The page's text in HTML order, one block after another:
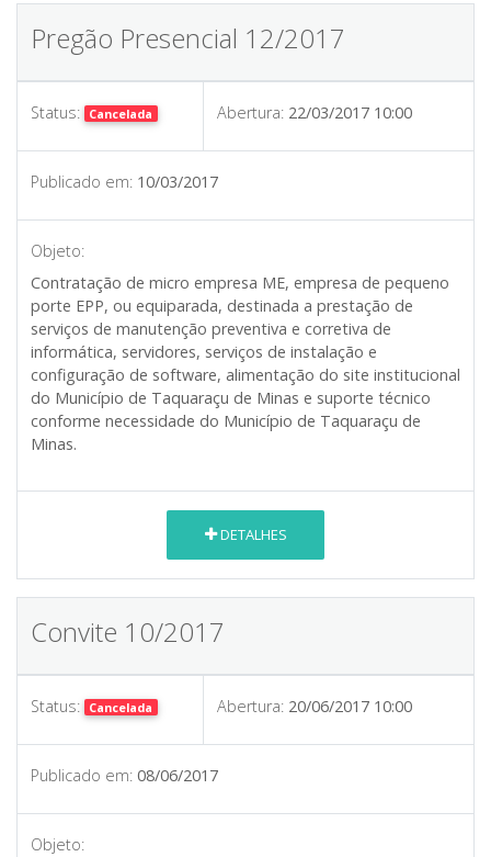
Pregão Presencial 12/2017
Status: Cancelada Abertura: 22/03/2017 10:00
Publicado em: 10/03/2017
Objeto:
Contratação de micro empresa ME, empresa de pequeno
porte EPP, ou equiparada, destinada a prestação de
serviços de manutenção preventiva e corretiva de
informática, servidores, serviços de instalação e
configuração de software, alimentação do site institucional
do Município de Taquaraçu de Minas e suporte técnico
conforme necessidade do Município de Taquaraçu de
Minas.
DETALHES
Convite 10/2017
Status: Cancelada Abertura: 20/06/2017 10:00
Publicado em: 08/06/2017
Objeto: